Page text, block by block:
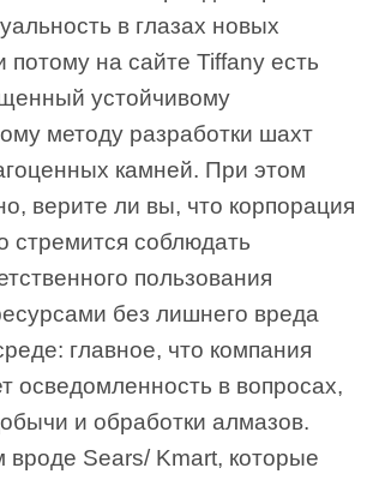
в глазах новых
потому на сайте Tiffany есть
устойчивому
методу разработки шахт
камней. При этом
верите ли вы, что корпорация
стремится соблюдать
пользования
без лишнего вреда
главное, что компания
осведомленность в вопросах,
и обработки алмазов.
вроде Sears/ Kmart, которые